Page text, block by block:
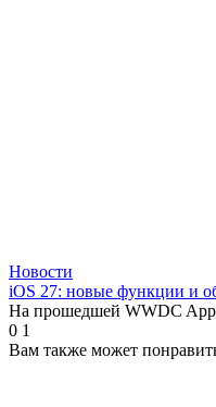
Новости
iOS 27: новые функции и
На прошедшей WWDC
0 1
Вам также может